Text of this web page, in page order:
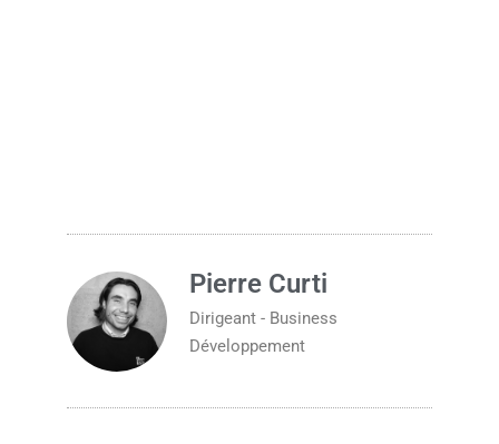
Pierre Curti
Dirigeant - Business
Développement